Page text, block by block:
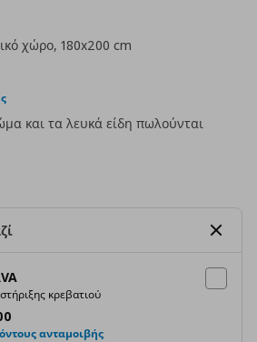
χώρο, 180x200 cm
και τα λευκά είδη πωλούνται
κρεβατιού
τιμή
ανταμοιβής